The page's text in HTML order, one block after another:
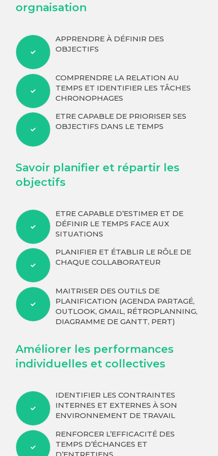
orgnaisation
APPRENDRE À DÉFINIR DES
OBJECTIFS
COMPRENDRE LA RELATION AU
TEMPS ET IDENTIFIER LES TÂCHES
CHRONOPHAGES
ETRE CAPABLE DE PRIORISER SES
OBJECTIFS DANS LE TEMPS
Savoir planifier et répartir les
objectifs
ETRE CAPABLE D’ESTIMER ET DE
DÉFINIR LE TEMPS FACE AUX
SITUATIONS
PLANIFIER ET ÉTABLIR LE RÔLE DE
CHAQUE COLLABORATEUR
MAITRISER DES OUTILS DE
PLANIFICATION (AGENDA PARTAGÉ,
OUTLOOK, GMAIL, RÉTROPLANNING,
DIAGRAMME DE GANTT, PERT)
Améliorer les performances
individuelles et collectives
IDENTIFIER LES CONTRAINTES
INTERNES ET EXTERNES À SON
ENVIRONNEMENT DE TRAVAIL
RENFORCER L’EFFICACITÉ DES
TEMPS D’ÉCHANGES ET
D’ENTRETIENS